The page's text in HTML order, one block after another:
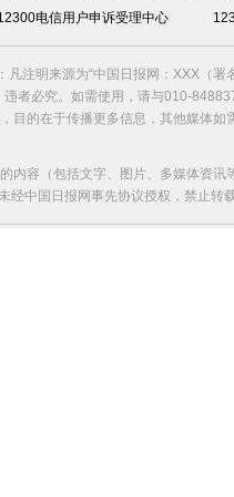
电信用户申诉受理中心
凡注明来源为“中国日报网：XXX（
者必究。如需使用，请与010-
目的在于传播更多信息，其他媒体
内容（包括文字、图片、多媒体资
未经中国日报网事先协议授权，禁止转